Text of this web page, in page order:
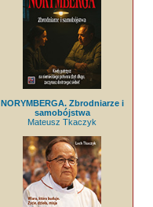
NORYMBERGA. Zbrodniarze i
samobójstwa
Mateusz Tkaczyk